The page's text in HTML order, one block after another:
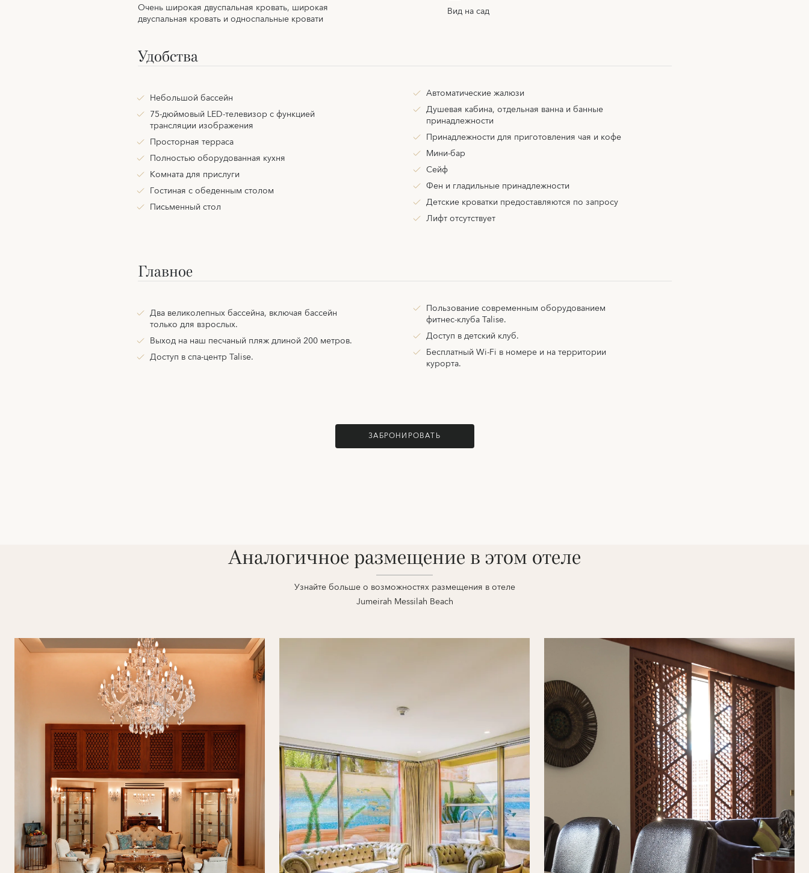
Очень широкая двуспальная кровать, широкая
двуспальная кровать и односпальные кровати
Вид на сад
Удобства
Небольшой бассейн
75-дюймовый LED-телевизор с функцией
трансляции изображения
Просторная терраса
Полностью оборудованная кухня
Комната для прислуги
Гостиная с обеденным столом
Письменный стол
Автоматические жалюзи
Душевая кабина, отдельная ванна и банные
принадлежности
Принадлежности для приготовления чая и кофе
Мини-бар
Сейф
Фен и гладильные принадлежности
Детские кроватки предоставляются по запросу
Лифт отсутствует
Главное
Два великолепных бассейна, включая бассейн
только для взрослых.
Выход на наш песчаный пляж длиной 200 метров.
Доступ в спа-центр Talise.
Пользование современным оборудованием
фитнес-клуба Talise.
Доступ в детский клуб.
Бесплатный Wi-Fi в номере и на территории
курорта.
ЗАБРОНИРОВАТЬ
Аналогичное размещение в этом отеле
Узнайте больше о возможностях размещения в отеле
Jumeirah Messilah Beach